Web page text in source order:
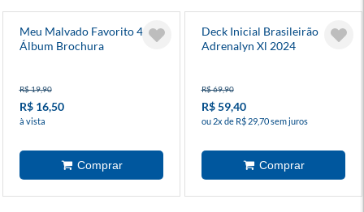
Meu Malvado Favorito 4 -
Álbum Brochura
R$ 19,90
R$ 16,50
à vista
Deck Inicial Brasileirão
Adrenalyn Xl 2024
R$ 69,90
R$ 59,40
ou 2x de R$ 29,70 sem juros